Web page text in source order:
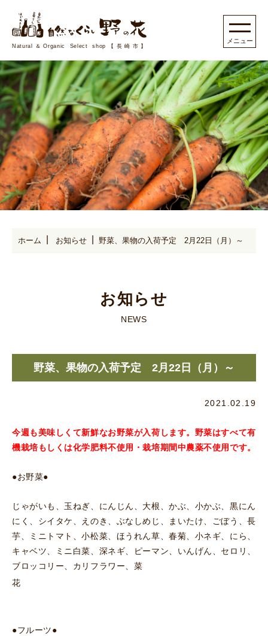
Natural＆Organic Select shop【長崎市】
ホーム お知らせ 野菜、果物の入荷予定 2月22日（月）～
お知らせ
NEWS
野菜、果物の入荷予定 2月22日（月）～
2021.02.19
今週も美味しくて新鮮なお野菜が入荷します。 野菜はすべて有
機栽培もしくは化学肥料不使用・栽培期間中農薬不使用です。
●お野菜●
じゃがいも、玉ねぎ、にんじん、大根、かぶ、小かぶ、黒にん
にく、シイタケ、えのき、ぶなしめじ、まいたけ、ごぼう、長
芋、ミニトマト、小松菜、ほうれん草、春菊、小ネギ、にら、
キャベツ、ミニ白菜、深ネギ、ピーマン、いんげん、セロリ、
ブロッコリー、カリフラワー、菜
花
●フルーツ●